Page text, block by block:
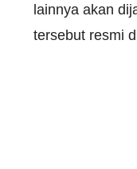
lainnya akan
tersebut resmi